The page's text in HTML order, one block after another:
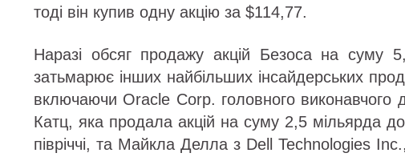
тоді він купив одну акцію за $114,77.
Наразі обсяг продажу акцій Безоса на суму
затьмарює інших найбільших інсайдерських
включаючи Oracle Corp. головного виконавчого
Катц, яка продала акцій на суму 2,5 мільярда
півріччі, та Майкла Делла з Dell Technologies